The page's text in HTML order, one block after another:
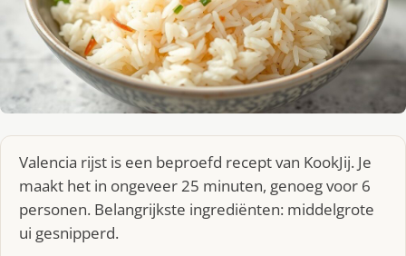
Valencia rijst is een beproefd recept van KookJij. Je
maakt het in ongeveer 25 minuten, genoeg voor 6
personen. Belangrijkste ingrediënten: middelgrote
ui gesnipperd.